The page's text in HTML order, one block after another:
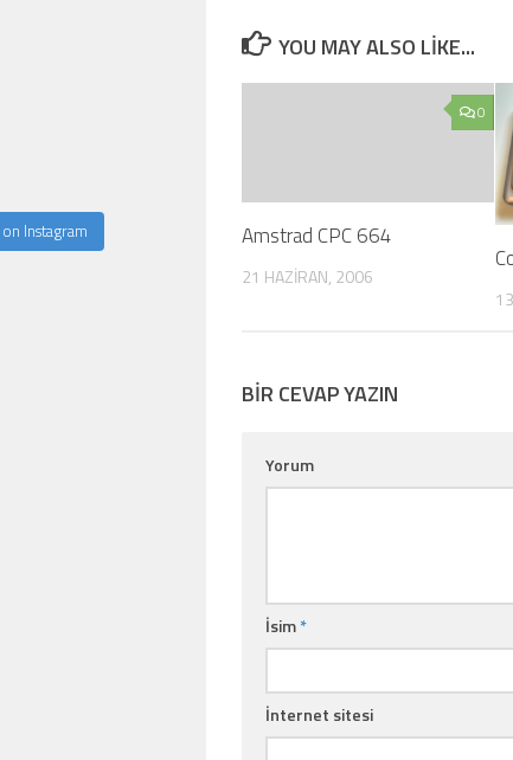
YOU MAY ALSO LIKE...
0
Amstrad CPC 664
21 HAZIRAN, 2006
BIR CEVAP YAZIN
Yorum
İsim*
İnternet sitesi
Instagram